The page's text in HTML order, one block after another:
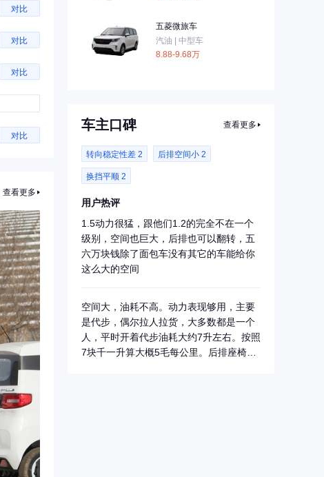
对比
对比
对比
对比
查看更多
五菱微旅车
汽油 | 中型车
8.88-9.68万
车主口碑 查看更多
转向稳定性差 2 后排空间小 2
换挡平顺 2
用户热评
1.5动力很猛，跟他们1.2的完全不在一个
级别，空间也巨大，后排也可以翻转，五
六万块钱除了面包车没有其它的车能给你
这么大的空间
空间大，油耗不高。动力表现够用，主要
是代步，偶尔拉人拉货，大多数都是一个
人，平时开着代步油耗大约7升左右。按照
7块千一升算大概5毛每公里。后排座椅可